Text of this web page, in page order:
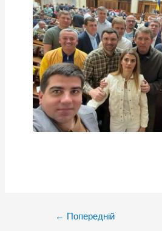
← Попередній